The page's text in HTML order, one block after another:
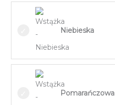
Niebieska
Pomarańczowa